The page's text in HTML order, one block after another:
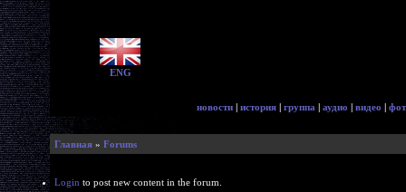
ENG
новости | история | группа | аудио | видео |
Главная » Forums
Login to post new content in the forum.